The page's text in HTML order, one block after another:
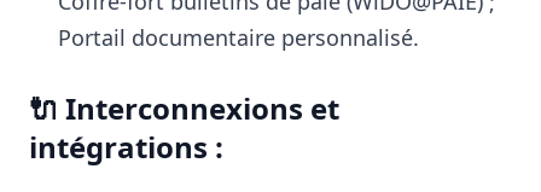
Portail documentaire personnalisé.
🔌 Interconnexions et
intégrations :